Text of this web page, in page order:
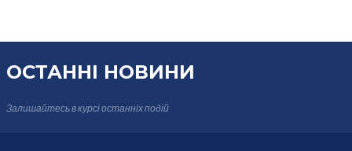
ОСТАННІ НОВИНИ
Залишайтесь в курсіостанніх подій